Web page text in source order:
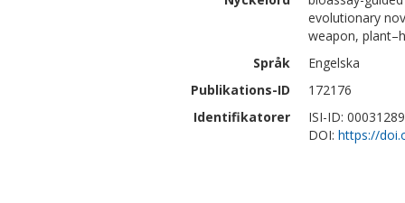
evolutionary
weapon,
Språk
Engelska
Publikations-ID
172176
Identifikatorer
ISI-ID:
DOI: https://